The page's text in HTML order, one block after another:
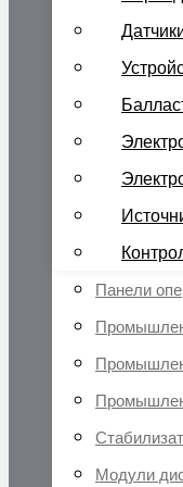
Панели
Модули